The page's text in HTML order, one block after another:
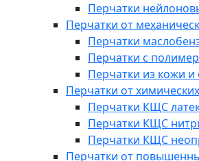
Перчатки
Перчатки от
Перчатки
Перчатки с
Перчатки из кожи и
Перчатки от
Перчатки КЩС
Перчатки КЩС
Перчатки КЩС
Перчатки от